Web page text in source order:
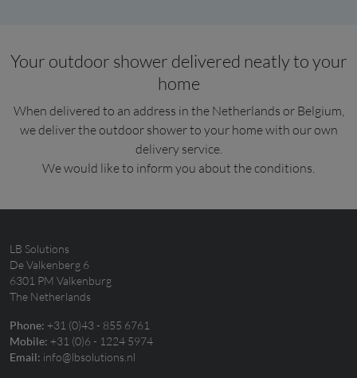
Your outdoor shower delivered neatly to your
home
When delivered to an address in the Netherlands or Belgium,
we deliver the outdoor shower to your home with our own
delivery service.
We would like to inform you about the conditions.
LB Solutions
De Valkenberg 6
6301 PM Valkenburg
The Netherlands
Phone: +31 (0)43 - 855 6761
Mobile: +31 (0)6 - 1224 5974
Email: info@lbsolutions.nl